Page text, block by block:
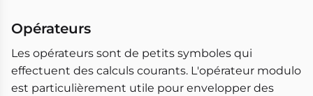
Opérateurs
Les opérateurs sont de petits symboles qui
effectuent des calculs courants. L'opérateur modulo
est particulièrement utile pour envelopper des